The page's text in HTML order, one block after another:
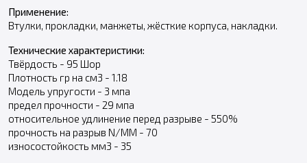
Применение:
Втулки, прокладки, манжеты, жёсткие корпуса, накладки.
Технические характеристики:
Твёрдость - 95 Шор
Плотность гр на см3 - 1.18
Модель упругости - 3 мпа
предел прочности - 29 мпа
относительное удлинение перед разрыве - 550%
прочность на разрыв N/MM - 70
износостойкость мм3 - 35